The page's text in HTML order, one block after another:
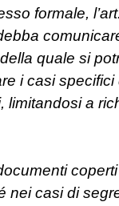
formale,
quale si
i casi
a
nei casi di